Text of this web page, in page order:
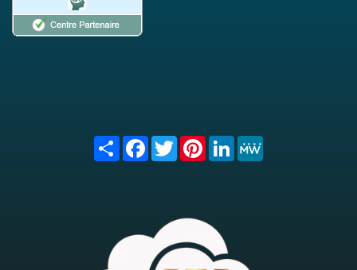
Share FacebookTwitterPinterest
LinkedIn